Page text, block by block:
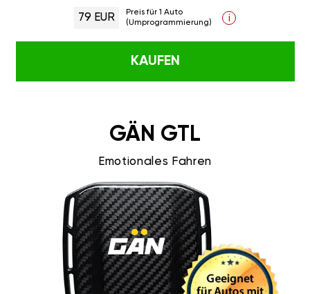
79 EUR
Preis für 1 Auto
(Umprogrammierung)
i
KAUFEN
GÄN GTL
Emotionales Fahren